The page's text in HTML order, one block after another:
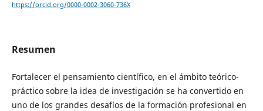
https://orcid.org/0000-0002-3060-736X
Resumen
Fortalecer el pensamiento científico, en el ámbito teórico-
práctico sobre la idea de investigación se ha convertido en
uno de los grandes desafíos de la formación profesional en